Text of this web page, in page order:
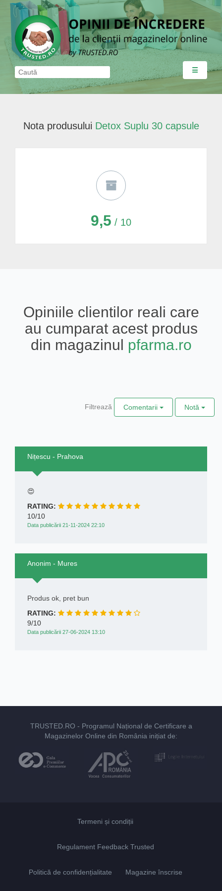
☰
Nota produsului Detox Suplu 30 capsule
9,5 / 10
Opiniile clientilor reali care
au cumparat acest produs
din magazinul pfarma.ro
Filtrează Comentarii Notă
Nițescu - Prahova
😍
RATING:
10/10
Data publicării 21-11-2024 22:10
Anonim - Mures
Produs ok, pret bun
RATING:
9/10
Data publicării 27-06-2024 13:10
TRUSTED.RO - Programul Național de Certificare a
Magazinelor Online din România inițiat de:
Termeni și condiții
Regulament Feedback Trusted
Politică de confidențialitate Magazine înscrise